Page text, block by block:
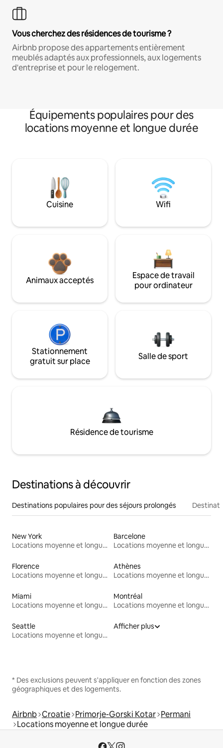
Vous cherchez des résidences de tourisme ?
Airbnb propose des appartements entièrement
meublés adaptés aux professionnels, aux logements
d'entreprise et pour le relogement.
Équipements populaires pour des
locations moyenne et longue durée
Cuisine Wifi
Animaux acceptés
Espace de travail
pour ordinateur
Stationnement
gratuit sur place
Salle de sport
Résidence de tourisme
Destinations à découvrir
Destinations populaires pour des séjours prolongés
New York
Locations moyenne et longue durée
Barcelone
Locations moyenne et longue durée
Florence
Locations moyenne et longue durée
Athènes
Locations moyenne et longue durée
Miami
Locations moyenne et longue durée
Montréal
Locations moyenne et longue durée
Seattle
Locations moyenne et longue durée
Afficher plus
* Des exclusions peuvent s'appliquer en fonction des zones
géographiques et des logements.
Airbnb Croatie Primorje-Gorski Kotar Permani
Locations moyenne et longue durée